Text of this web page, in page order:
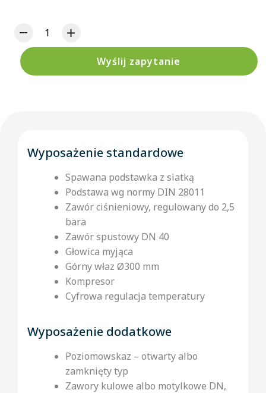
Wyślij zapytanie
Wyposażenie standardowe
Spawana podstawka z siatką
Podstawa wg normy DIN 28011
Zawór ciśnieniowy, regulowany do 2,5
bara
Zawór spustowy DN 40
Głowica myjąca
Górny właz Ø300 mm
Kompresor
Cyfrowa regulacja temperatury
Wyposażenie dodatkowe
Poziomowskaz – otwarty albo
zamknięty typ
Zawory kulowe albo motylkowe DN,